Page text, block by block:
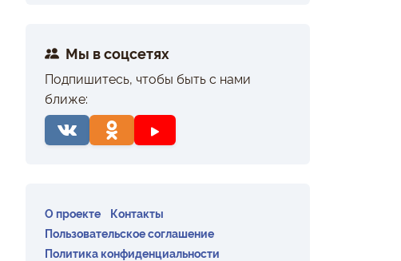
Мы в соцсетях
Подпишитесь, чтобы быть с нами
ближе:
О проекте
Контакты
Пользовательское соглашение
Политика конфиденциальности